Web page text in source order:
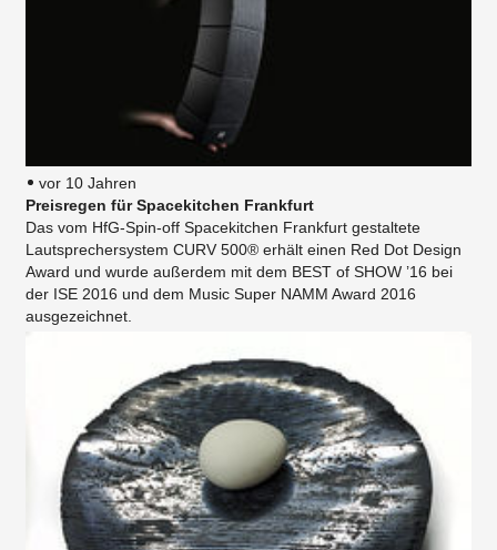
vor 10 Jahren
Preisregen für Spacekitchen Frankfurt
Das vom HfG-Spin-off Spacekitchen Frankfurt gestaltete
Lautsprechersystem CURV 500® erhält einen Red Dot Design
Award und wurde außerdem mit dem BEST of SHOW ’16 bei
der ISE 2016 und dem Music Super NAMM Award 2016
ausgezeichnet.